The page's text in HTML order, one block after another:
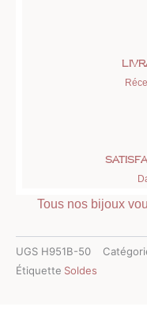
Tous nos bijoux
UGS H951B-50
Étiquette Soldes